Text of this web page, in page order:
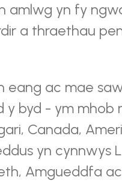
amlwg yn fy
a thraethau
eang ac mae
byd - ym mhob
Canada,
yn cynnwys
Amgueddfa